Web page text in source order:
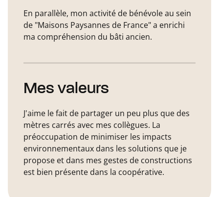
En parallèle, mon activité de bénévole au sein
de "Maisons Paysannes de France" a enrichi
ma compréhension du bâti ancien.
Mes valeurs
J'aime le fait de partager un peu plus que des
mètres carrés avec mes collègues. La
préoccupation de minimiser les impacts
environnementaux dans les solutions que je
propose et dans mes gestes de constructions
est bien présente dans la coopérative.